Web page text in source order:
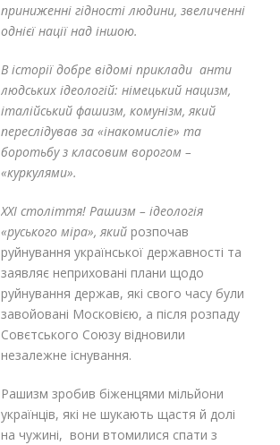
приниженні гідності людини, звеличенні
однієї нації над іншою.
В історії добре відомі приклади анти
людських ідеологій: німецький нацизм,
італійський фашизм, комунізм, який
переслідував за «інакомисліе» та
боротьбу з класовим ворогом –
«куркулями».
XXI століття! Рашизм – ідеологія
«руського міра», який розпочав
руйнування української державності та
заявляє неприховані плани щодо
руйнування держав, які свого часу були
завойовані Московією, а після розпаду
Совєтського Союзу відновили
незалежне існування.
Рашизм зробив біженцями мільйони
українців, які не шукають щастя й долі
на чужині, вони втомилися спати з